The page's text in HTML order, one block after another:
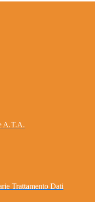
A.T.A.
Trattamento Dati